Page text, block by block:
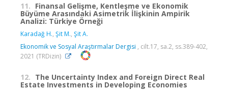
11. Finansal Gelişme, Kentleşme ve Ekonomik
Büyüme Arasındaki Asimetrik İlişkinin Ampirik
Analizi: Türkiye Örneği
Karadağ H., Şit M., Şit A.
Ekonomik ve Sosyal Araştırmalar Dergisi , cilt.17, sa.2, ss.389-402,
2021 (TRDizin)
12. The Uncertainty Index and Foreign Direct Real
Estate Investments in Developing Economies